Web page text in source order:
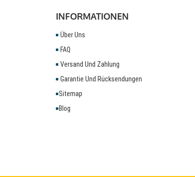
INFORMATIONEN
Über Uns
FAQ
Versand Und Zahlung
Garantie Und Rücksendungen
Sitemap
Blog